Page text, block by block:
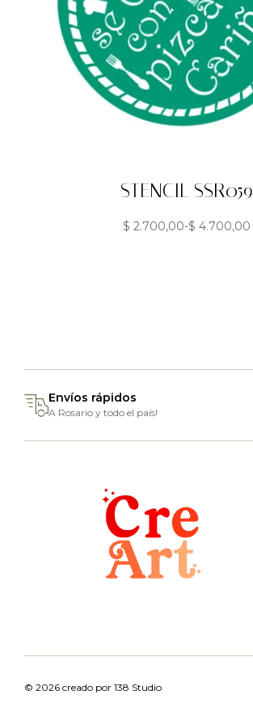
STENCIL SSR059
$ 2.700,00-$ 4.700,00
Envíos rápidos
A Rosario y todo el país!
© 2026 creado por 138 Studio